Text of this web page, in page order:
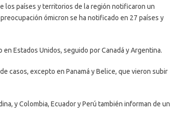
los países y territorios de la región notificaron un
ómicron se ha notificado en 27 países y
Estados Unidos, seguido por Canadá y Argentina.
casos, excepto en Panamá y Belice, que vieron subir
y Colombia, Ecuador y Perú también informan de un